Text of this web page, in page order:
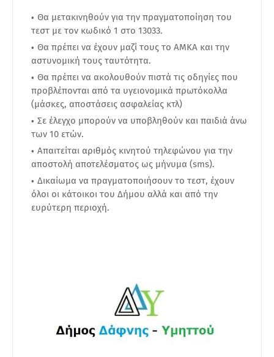
Θα μετακινηθούν για την πραγματοποίηση του
τεστ με τον κωδικό 1 στο 13033.
Θα πρέπει να έχουν μαζί τους το ΑΜΚΑ και την
αστυνομική τους ταυτότητα.
Θα πρέπει να ακολουθούν πιστά τις οδηγίες που
προβλέπονται από τα υγειονομικά πρωτόκολλα
(μάσκες, αποστάσεις ασφαλείας κτλ)
Σε έλεγχο μπορούν να υποβληθούν και παιδιά άνω
των 10 ετών.
Απαιτείται αριθμός κινητού τηλεφώνου για την
αποστολή αποτελέσματος ως μήνυμα (sms).
Δικαίωμα να πραγματοποιήσουν το τεστ, έχουν
όλοι οι κάτοικοι του Δήμου αλλά και από την
ευρύτερη περιοχή.